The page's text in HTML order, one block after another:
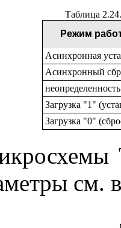
Таблица
Режим
Асинхронная
Асинхронный
неопределенность
Загрузка "1"
Загрузка "0"
см.